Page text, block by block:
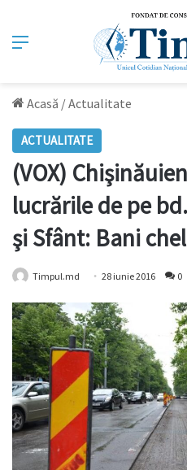
Meniu
Acasă /Actualitate
ACTUALITATE
(VOX)
lucrările de pe
şi Sfânt: Bani
Timpul.md 28 iunie 2016 0